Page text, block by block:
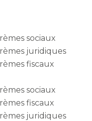
sociaux
juridiques
fiscaux
sociaux
fiscaux
juridiques